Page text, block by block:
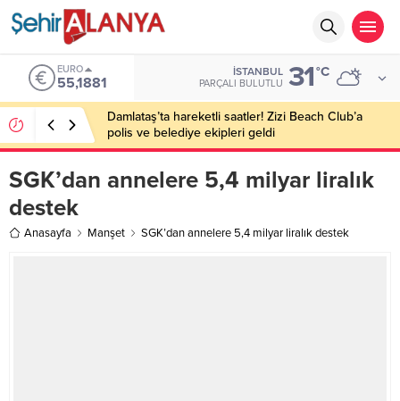
EURO
55,1881
İSTANBUL
PARÇALI BULUTLU 31°C
Damlataş’ta hareketli saatler! Zizi Beach Club’a
polis ve belediye ekipleri geldi
SGK’dan annelere 5,4 milyar liralık
destek
Anasayfa Manşet SGK’dan annelere 5,4 milyar liralık destek